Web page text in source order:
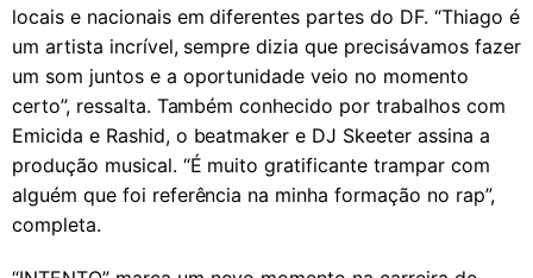
locais e nacionais em diferentes partes do DF. “Thiago é
um artista incrível, sempre dizia que precisávamos fazer
um som juntos e a oportunidade veio no momento
certo”, ressalta. Também conhecido por trabalhos com
Emicida e Rashid, o beatmaker e DJ Skeeter assina a
produção musical. “É muito gratificante trampar com
alguém que foi referência na minha formação no rap”,
completa.